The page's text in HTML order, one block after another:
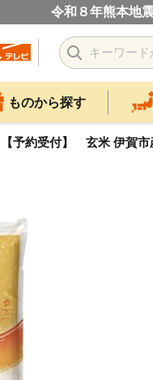
令和８年熊本地
ものから探す
【予約受付】 玄米 伊賀市